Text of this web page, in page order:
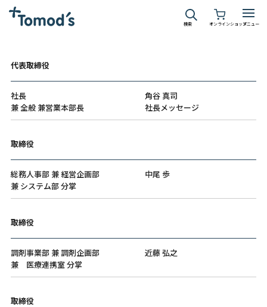
検索 オンラインショップメニュー
代表取締役
社長
兼 全般 兼営業本部長
角谷 真司
社長メッセージ
取締役
総務人事部 兼 経営企画部
兼 システム部 分掌
中尾 歩
取締役
調剤事業部 兼 調剤企画部
兼 医療連携室 分掌
近藤 弘之
取締役